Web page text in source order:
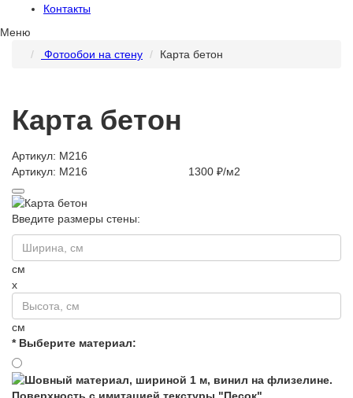
Контакты
Меню
Фотообои на стену
Карта бетон
Карта бетон
Артикул: M216
Артикул: M216
1300 ₽/м2
Введите размеры стены:
см
x
см
* Выберите материал: